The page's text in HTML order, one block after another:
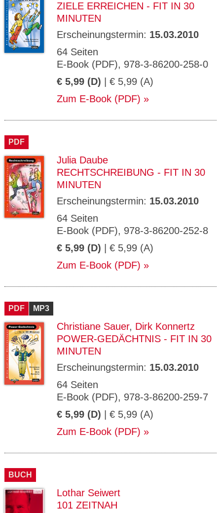
ZIELE ERREICHEN - FIT IN 30
MINUTEN
Erscheinungstermin: 15.03.2010
64 Seiten
E-Book (PDF), 978-3-86200-258-0
€ 5,99 (D) | € 5,99 (A)
Zum E-Book (PDF)
PDF
Julia Daube
RECHTSCHREIBUNG - FIT IN 30
MINUTEN
Erscheinungstermin: 15.03.2010
64 Seiten
E-Book (PDF), 978-3-86200-252-8
€ 5,99 (D) | € 5,99 (A)
Zum E-Book (PDF)
PDF MP3
Christiane Sauer, Dirk Konnertz
POWER-GEDÄCHTNIS - FIT IN 30
MINUTEN
Erscheinungstermin: 15.03.2010
64 Seiten
E-Book (PDF), 978-3-86200-259-7
€ 5,99 (D) | € 5,99 (A)
Zum E-Book (PDF)
BUCH
Lothar Seiwert
101 ZEITNAH